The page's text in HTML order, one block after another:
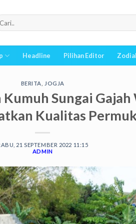
Headline Pilihan Editor
BERITA JOGJA
Sungai
Kualitas
21 SEPTEMBER 2022 11:15
ADMIN